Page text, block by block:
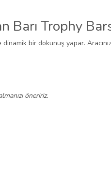
Barı Trophy
bir dokunuş yapar.
öneririz.